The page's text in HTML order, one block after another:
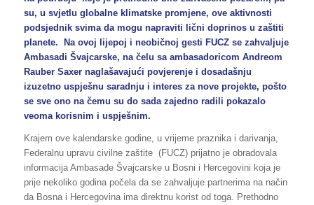
su, u svjetlu globalne klimatske promjene, ove aktivnosti
podsjednik svima da mogu napraviti lični doprinos u zaštiti
planete. Na ovoj lijepoj i neobičnoj gesti FUCZ se zahvaljuje
Ambasadi Švajcarske, na čelu sa ambasadoricom Andreom
Rauber Saxer naglašavajući povjerenje i dosadašnju
izuzetno uspješnu saradnju i interes za nove projekte, pošto
se sve ono na čemu su do sada zajedno radili pokazalo
veoma korisnim i uspješnim.
Krajem ove kalendarske godine, u vrijeme praznika i darivanja,
Federalnu upravu civilne zaštite (FUCZ) prijatno je obradovala
informacija Ambasade Švajcarske u Bosni i Hercegovini koja je
prije nekoliko godina počela da se zahvaljuje partnerima na način
da Bosna i Hercegovina ima direktnu korist od toga. Prethodno